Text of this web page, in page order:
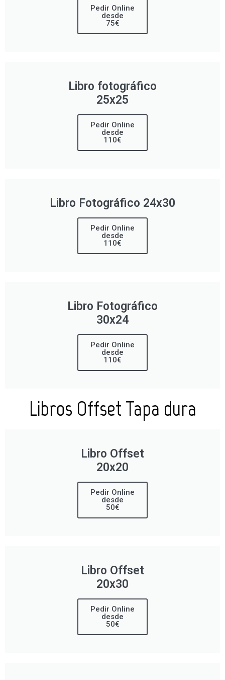
Pedir Online
desde
75€
Libro fotográfico
25x25
Pedir Online
desde
110€
Libro Fotográfico 24x30
Pedir Online
desde
110€
Libro Fotográfico
30x24
Pedir Online
desde
110€
Libros Offset Tapa dura
Libro Offset
20x20
Pedir Online
desde
50€
Libro Offset
20x30
Pedir Online
desde
50€